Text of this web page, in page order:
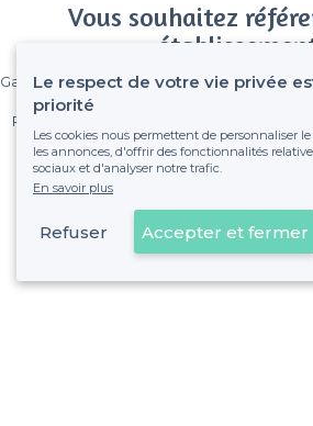
Vous souhaitez
Gagnez de nombreux clients parmi le
Pas de commissions et sans
fixe sans risque de voir
Référencer mon
Déjà client
Le respect de votre vie privée
priorité
Les cookies nous permettent de personnaliser
les annonces, d'offrir des fonctionnalités
sociaux et d'analyser notre trafic.
En savoir plus
Refuser Accepter et fermer